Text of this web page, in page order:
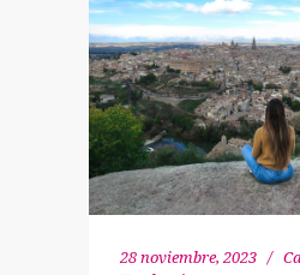
28 noviembre, 2023